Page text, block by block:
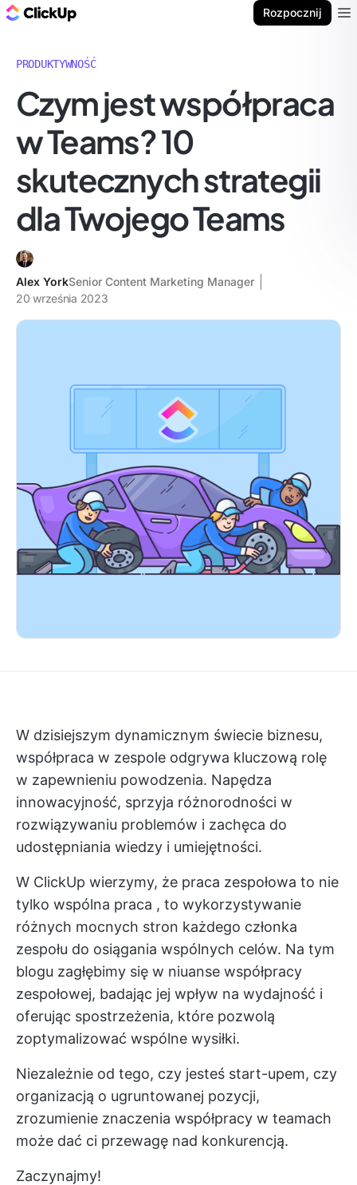
Rozpocznij
PRODUKTYWNOŚĆ
Czym jest współpraca
w Teams? 10
skutecznych strategii
dla Twojego Teams
Alex YorkSenior Content Marketing Manager
20 września 2023
W dzisiejszym dynamicznym świecie biznesu,
współpraca w zespole odgrywa kluczową rolę
w zapewnieniu powodzenia. Napędza
innowacyjność, sprzyja różnorodności w
rozwiązywaniu problemów i zachęca do
udostępniania wiedzy i umiejętności.
W ClickUp wierzymy, że praca zespołowa to nie
tylko wspólna praca , to wykorzystywanie
różnych mocnych stron każdego członka
zespołu do osiągania wspólnych celów. Na tym
blogu zagłębimy się w niuanse współpracy
zespołowej, badając jej wpływ na wydajność i
oferując spostrzeżenia, które pozwolą
zoptymalizować wspólne wysiłki.
Niezależnie od tego, czy jesteś start-upem, czy
organizacją o ugruntowanej pozycji,
zrozumienie znaczenia współpracy w teamach
może dać ci przewagę nad konkurencją.
Zaczynajmy!